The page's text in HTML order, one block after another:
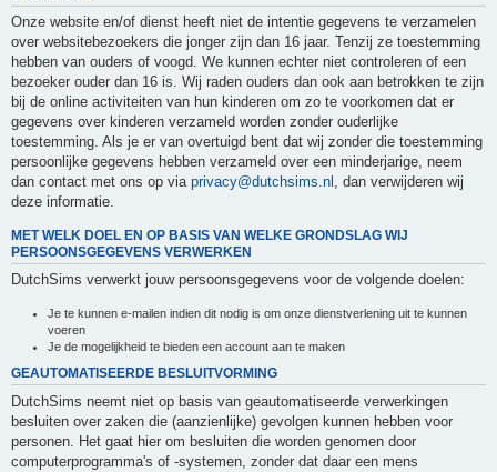
Onze website en/of dienst heeft niet de intentie gegevens te verzamelen
over websitebezoekers die jonger zijn dan 16 jaar. Tenzij ze toestemming
hebben van ouders of voogd. We kunnen echter niet controleren of een
bezoeker ouder dan 16 is. Wij raden ouders dan ook aan betrokken te zijn
bij de online activiteiten van hun kinderen om zo te voorkomen dat er
gegevens over kinderen verzameld worden zonder ouderlijke
toestemming. Als je er van overtuigd bent dat wij zonder die toestemming
persoonlijke gegevens hebben verzameld over een minderjarige, neem
dan contact met ons op via privacy@dutchsims.nl , dan verwijderen wij
deze informatie.
MET WELK DOEL EN OP BASIS VAN WELKE GRONDSLAG WIJ
PERSOONSGEGEVENS VERWERKEN
DutchSims verwerkt jouw persoonsgegevens voor de volgende doelen:
Je te kunnen e-mailen indien dit nodig is om onze dienstverlening uit te kunnen
voeren
Je de mogelijkheid te bieden een account aan te maken
GEAUTOMATISEERDE BESLUITVORMING
DutchSims neemt niet op basis van geautomatiseerde verwerkingen
besluiten over zaken die (aanzienlijke) gevolgen kunnen hebben voor
personen. Het gaat hier om besluiten die worden genomen door
computerprogramma's of -systemen, zonder dat daar een mens